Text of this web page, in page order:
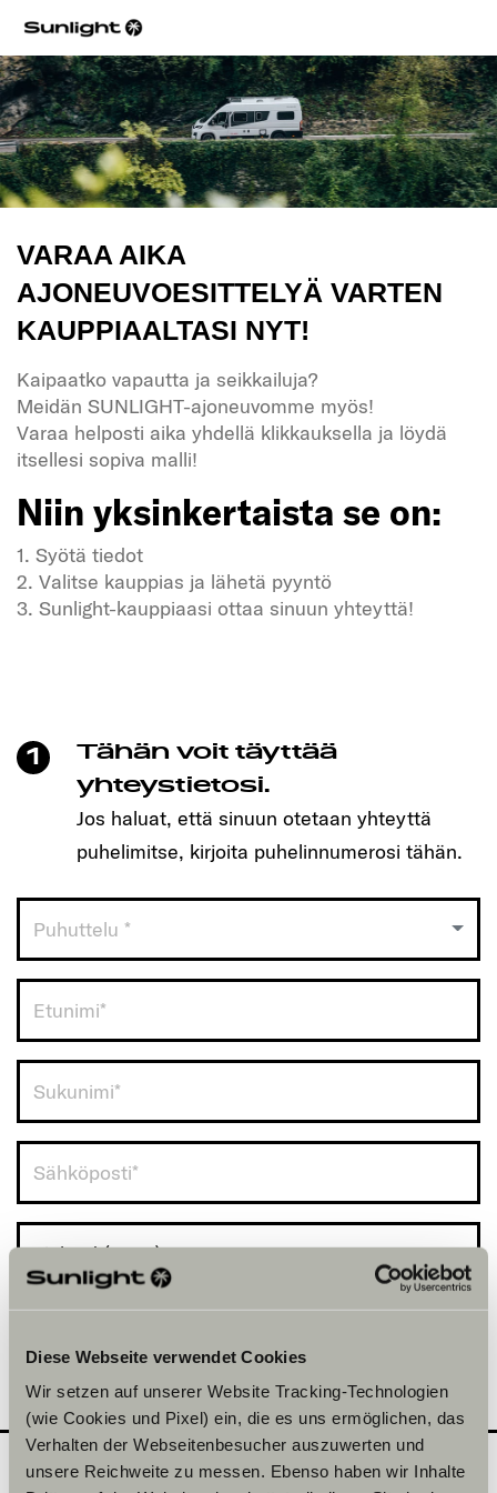
Diese Webseite verwendet Cookies
Wir setzen auf unserer Website Tracking-Technologien
(wie Cookies und Pixel) ein, die es uns ermöglichen, das
Verhalten der Webseitenbesucher auszuwerten und
unsere Reichweite zu messen. Ebenso haben wir Inhalte
VARAA AIKA
AJONEUVOESITTELYÄ VARTEN
KAUPPIAALTASI NYT!
Kaipaatko vapautta ja seikkailuja?
Meidän SUNLIGHT-ajoneuvomme myös!
Varaa helposti aika yhdellä klikkauksella ja löydä
itsellesi sopiva malli!
Niin yksinkertaista se on:
1. Syötä tiedot
2. Valitse kauppias ja lähetä pyyntö
3. Sunlight-kauppiaasi ottaa sinuun yhteyttä!
Niin yksinkertaista se on:
1. Syötä tiedot
2. Valitse kauppias ja lähetä pyyntö
1
Tähän voit täyttää
yhteystietosi.
Jos haluat, että sinuun otetaan yhteyttä
puhelimitse, kirjoita puhelinnumerosi tähän.
Puhuttelu *
Finland (+358)